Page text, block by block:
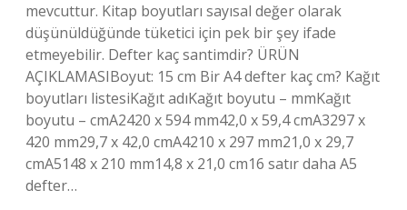
mevcuttur. Kitap boyutları sayısal değer olarak
düşünüldüğünde tüketici için pek bir şey ifade
etmeyebilir. Defter kaç santimdir? ÜRÜN
AÇIKLAMASIBoyut: 15 cm Bir A4 defter kaç cm? Kağıt
boyutları listesiKağıt adıKağıt boyutu – mmKağıt
boyutu – cmA2420 x 594 mm42,0 x 59,4 cmA3297 x
420 mm29,7 x 42,0 cmA4210 x 297 mm21,0 x 29,7
cmA5148 x 210 mm14,8 x 21,0 cm16 satır daha A5
defter…